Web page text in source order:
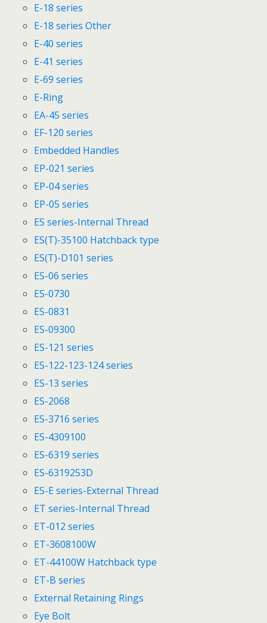
E-18 series
E-18 series Other
E-40 series
E-41 series
E-69 series
E-Ring
EA-45 series
EF-120 series
Embedded Handles
EP-021 series
EP-04 series
EP-05 series
ES series-Internal Thread
ES(T)-35100 Hatchback type
ES(T)-D101 series
ES-06 series
ES-0730
ES-0831
ES-09300
ES-121 series
ES-122-123-124 series
ES-13 series
ES-2068
ES-3716 series
ES-4309100
ES-6319 series
ES-6319253D
ES-E series-External Thread
ET series-Internal Thread
ET-012 series
ET-3608100W
ET-44100W Hatchback type
ET-B series
External Retaining Rings
Eye Bolt